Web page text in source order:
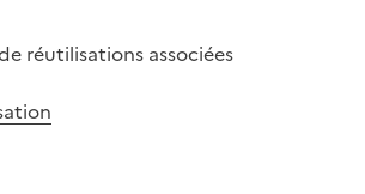
réutilisations associées